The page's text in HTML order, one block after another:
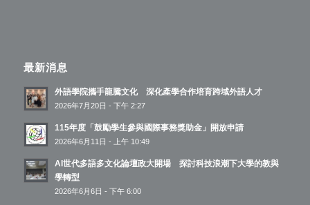
最新消息
外語學院攜手龍騰文化 深化產學合作培育跨域外語人才
2026年7月20日 - 下午 2:27
115年度「鼓勵學生參與國際事務獎助金」開放申請
2026年6月11日 - 上午 10:49
AI世代多語多文化論壇政大開場 探討科技浪潮下大學的教與
學轉型
2026年6月6日 - 下午 6:00